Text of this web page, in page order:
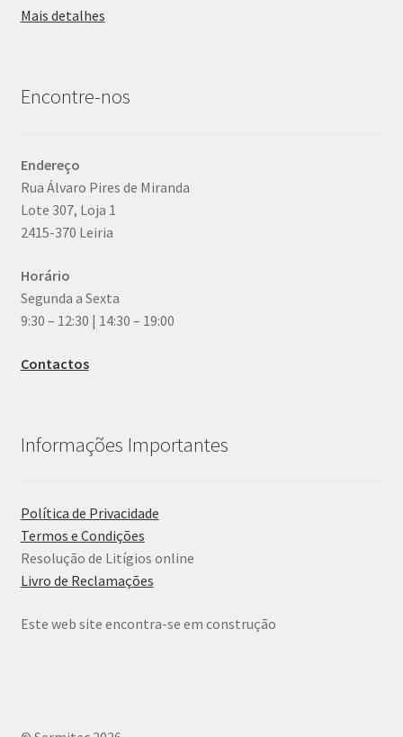
Mais detalhes
Encontre-nos
Endereço
Rua Álvaro Pires de Miranda
Lote 307, Loja 1
2415-370 Leiria
Horário
Segunda a Sexta
9:30 – 12:30 | 14:30 – 19:00
Contactos
Informações Importantes
Política de Privacidade
Termos e Condições
Resolução de Litígios online
Livro de Reclamações
Este web site encontra-se em construção